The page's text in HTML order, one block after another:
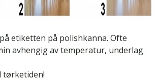
etiketten på polishkanna. Ofte
avhengig av temperatur, underlag
tørketiden!